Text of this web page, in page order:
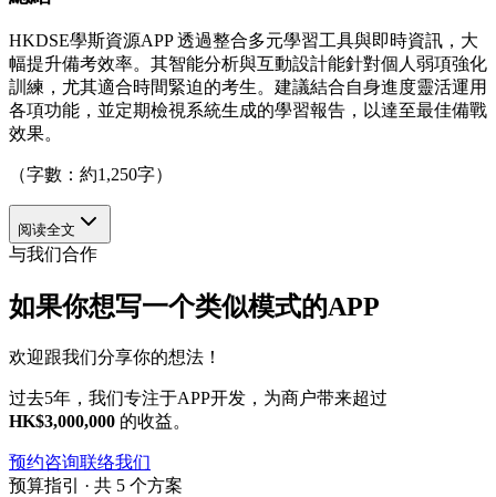
HKDSE學斯資源APP 透過整合多元學習工具與即時資訊，大
幅提升備考效率。其智能分析與互動設計能針對個人弱項強化
訓練，尤其適合時間緊迫的考生。建議結合自身進度靈活運用
各項功能，並定期檢視系統生成的學習報告，以達至最佳備戰
效果。
（字數：約1,250字）
阅读全文
与我们合作
如果你想写一个类似模式的APP
欢迎跟我们分享你的想法！
过去5年，我们专注于APP开发，为商户带来超过
HK$3,000,000 的收益。
预约咨询联络我们
预算指引 · 共 5 个方案